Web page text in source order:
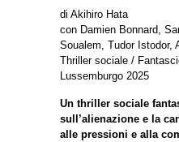
di Akihiro Hata
con Damien Bonnard,
Soualem, Tudor Istodor,
Thriller sociale /
Lussemburgo 2025
Un thriller sociale
sull’alienazione e la
alle pressioni e alla